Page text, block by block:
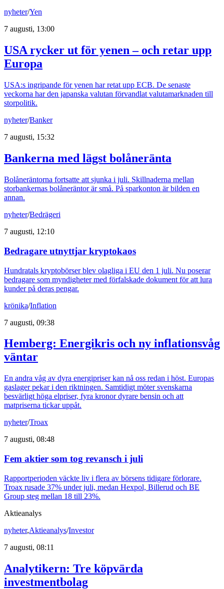
nyheter/Yen
7 augusti, 13:00
USA rycker ut för yenen – och retar upp
Europa
USA:s ingripande för yenen har retat upp ECB. De senaste
veckorna har den japanska valutan förvandlat valutamarknaden till
storpolitik.
nyheter/Banker
7 augusti, 15:32
Bankerna med lägst bolåneränta
Bolåneräntorna fortsatte att sjunka i juli. Skillnaderna mellan
storbankernas bolåneräntor är små. På sparkonton är bilden en
annan.
nyheter/Bedrägeri
7 augusti, 12:10
Bedragare utnyttjar kryptokaos
Hundratals kryptobörser blev olagliga i EU den 1 juli. Nu poserar
bedragare som myndigheter med förfalskade dokument för att lura
kunder på deras pengar.
krönika/Inflation
7 augusti, 09:38
Hemberg: Energikris och ny inflationsvåg
väntar
En andra våg av dyra energipriser kan nå oss redan i höst. Europas
gaslager pekar i den riktningen. Samtidigt möter svenskarna
besvärligt höga elpriser, fyra kronor dyrare bensin och att
matpriserna tickar uppåt.
nyheter/Troax
7 augusti, 08:48
Fem aktier som tog revansch i juli
Rapportperioden väckte liv i flera av börsens tidigare förlorare.
Troax rusade 37% under juli, medan Hexpol, Billerud och BE
Group steg mellan 18 till 23%.
Aktieanalys
nyheter,Aktieanalys/Investor
7 augusti, 08:11
Analytikern: Tre köpvärda
investmentbolag